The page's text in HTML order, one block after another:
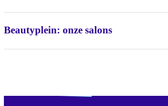
Beautyplein: onze salons